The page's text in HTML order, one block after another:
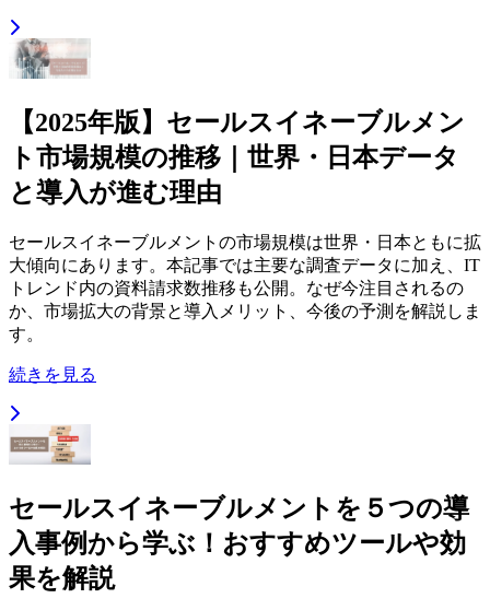
【2025年版】セールスイネーブルメン
ト市場規模の推移｜世界・日本データ
と導入が進む理由
セールスイネーブルメントの市場規模は世界・日本ともに拡
大傾向にあります。本記事では主要な調査データに加え、IT
トレンド内の資料請求数推移も公開。なぜ今注目されるの
か、市場拡大の背景と導入メリット、今後の予測を解説しま
す。
続きを見る
セールスイネーブルメントを５つの導
入事例から学ぶ！おすすめツールや効
果を解説